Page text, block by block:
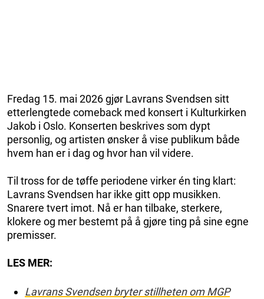
Fredag 15. mai 2026 gjør Lavrans Svendsen sitt
etterlengtede comeback med konsert i Kulturkirken
Jakob i Oslo. Konserten beskrives som dypt
personlig, og artisten ønsker å vise publikum både
hvem han er i dag og hvor han vil videre.
Til tross for de tøffe periodene virker én ting klart:
Lavrans Svendsen har ikke gitt opp musikken.
Snarere tvert imot. Nå er han tilbake, sterkere,
klokere og mer bestemt på å gjøre ting på sine egne
premisser.
LES MER:
Lavrans Svendsen bryter stillheten om MGP